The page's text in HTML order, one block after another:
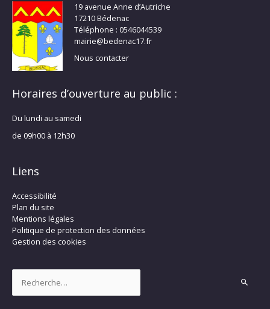
19 avenue Anne d’Autriche
17210 Bédenac
Téléphone : 0546044539
mairie@bedenac17.fr
Nous contacter
Horaires d’ouverture au public :
Du lundi au samedi
de 09h00 à 12h30
Liens
Accessibilité
Plan du site
Mentions légales
Politique de protection des données
Gestion des cookies